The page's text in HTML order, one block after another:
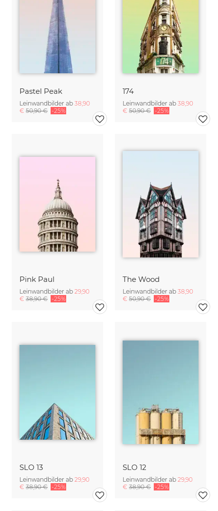
Pastel Peak
Leinwandbilder ab 38,90
€ 50,90 € -25%
174
Leinwandbilder ab 38,90
€ 50,90 € -25%
Pink Paul
Leinwandbilder ab 29,90
€ 38,90 € -25%
The Wood
Leinwandbilder ab 38,90
€ 50,90 € -25%
SLO 13
Leinwandbilder ab 29,90
€ 38,90 € -25%
SLO 12
Leinwandbilder ab 29,90
€ 38,90 € -25%